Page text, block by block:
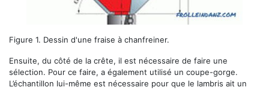
Figure 1. Dessin d'une fraise à chanfreiner.
Ensuite, du côté de la crête, il est nécessaire de faire une
sélection. Pour ce faire, a également utilisé un coupe-gorge.
L’échantillon lui-même est nécessaire pour que le lambris ait un